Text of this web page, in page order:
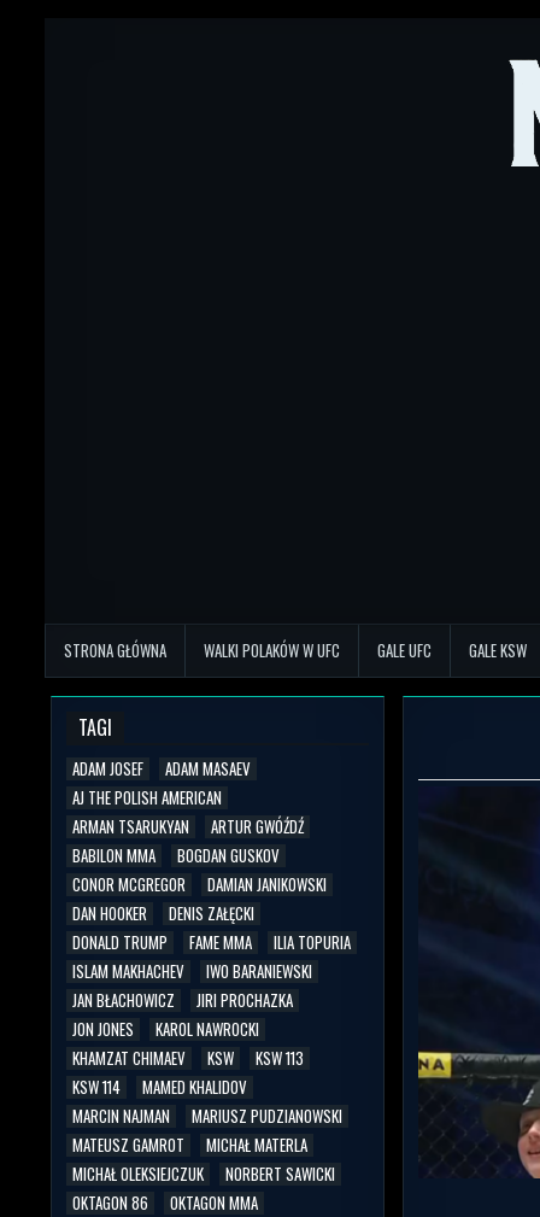
STRONA GŁÓWNA WALKI POLAKÓW W UFC GALE UFC GALE KSW
TAGI
ADAM JOSEF
ADAM MASAEV
AJ THE POLISH AMERICAN
ARMAN TSARUKYAN
ARTUR GWÓŹDŹ
BABILON MMA
BOGDAN GUSKOV
CONOR MCGREGOR
DAMIAN JANIKOWSKI
DAN HOOKER
DENIS ZAŁĘCKI
DONALD TRUMP
FAME MMA
ILIA TOPURIA
ISLAM MAKHACHEV
IWO BARANIEWSKI
JAN BŁACHOWICZ
JIRI PROCHAZKA
JON JONES
KAROL NAWROCKI
KHAMZAT CHIMAEV
KSW
KSW 113
KSW 114
MAMED KHALIDOV
MARCIN NAJMAN
MARIUSZ PUDZIANOWSKI
MATEUSZ GAMROT
MICHAŁ MATERLA
MICHAŁ OLEKSIEJCZUK
NORBERT SAWICKI
OKTAGON 86
OKTAGON MMA